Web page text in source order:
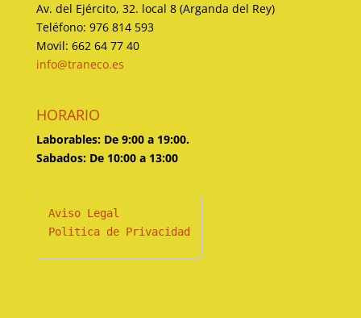
Av. del Ejército, 32. local 8 (Arganda del Rey)
Teléfono: 976 814 593
Movil: 662 64 77 40
info@traneco.es
HORARIO
Laborables: De 9:00 a 19:00.
Sabados: De 10:00 a 13:00
Politica de Privacidad